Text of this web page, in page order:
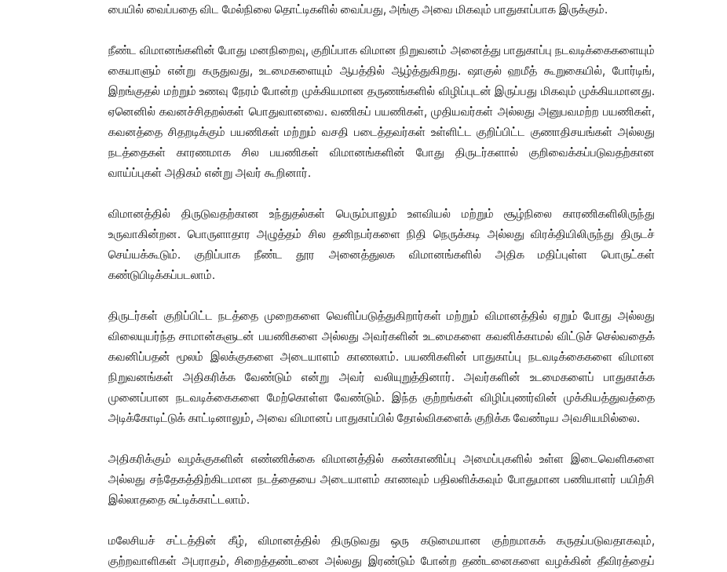
பையில் வைப்பதை விட மேல்நிலை தொட்டிகளில் வைப்பது, அங்கு அவை மிகவும் பாதுகாப்பாக இருக்கும்.
நீண்ட விமானங்களின் போது மனநிறைவு, குறிப்பாக விமான நிறுவனம் அனைத்து பாதுகாப்பு நடவடிக்கைகளையும்
கையாளும் என்று கருதுவது, உடமைகளையும் ஆபத்தில் ஆழ்த்துகிறது. ஷாகுல் ஹமீத் கூறுகையில், போர்டிங்,
இறங்குதல் மற்றும் உணவு நேரம் போன்ற முக்கியமான தருணங்களில் விழிப்புடன் இருப்பது மிகவும் முக்கியமானது.
ஏனெனில் கவனச்சிதறல்கள் பொதுவானவை. வணிகப் பயணிகள், முதியவர்கள் அல்லது அனுபவமற்ற பயணிகள்,
கவனத்தை சிதறடிக்கும் பயணிகள் மற்றும் வசதி படைத்தவர்கள் உள்ளிட்ட குறிப்பிட்ட குணாதிசயங்கள் அல்லது
நடத்தைகள் காரணமாக சில பயணிகள் விமானங்களின் போது திருடர்களால் குறிவைக்கப்படுவதற்கான
வாய்ப்புகள் அதிகம் என்று அவர் கூறினார்.
விமானத்தில் திருடுவதற்கான உந்துதல்கள் பெரும்பாலும் உளவியல் மற்றும் சூழ்நிலை காரணிகளிலிருந்து
உருவாகின்றன. பொருளாதார அழுத்தம் சில தனிநபர்களை நிதி நெருக்கடி அல்லது விரக்தியிலிருந்து திருடச்
செய்யக்கூடும். குறிப்பாக நீண்ட தூர அனைத்துலக விமானங்களில் அதிக மதிப்புள்ள பொருட்கள்
கண்டுபிடிக்கப்படலாம்.
திருடர்கள் குறிப்பிட்ட நடத்தை முறைகளை வெளிப்படுத்துகிறார்கள் மற்றும் விமானத்தில் ஏறும் போது அல்லது
விலையுயர்ந்த சாமான்களுடன் பயணிகளை அல்லது அவர்களின் உடமைகளை கவனிக்காமல் விட்டுச் செல்வதைக்
கவனிப்பதன் மூலம் இலக்குகளை அடையாளம் காணலாம். பயணிகளின் பாதுகாப்பு நடவடிக்கைகளை விமான
நிறுவனங்கள் அதிகரிக்க வேண்டும் என்று அவர் வலியுறுத்தினார். அவர்களின் உடமைகளைப் பாதுகாக்க
முனைப்பான நடவடிக்கைகளை மேற்கொள்ள வேண்டும். இந்த குற்றங்கள் விழிப்புணர்வின் முக்கியத்துவத்தை
அடிக்கோடிட்டுக் காட்டினாலும், அவை விமானப் பாதுகாப்பில் தோல்விகளைக் குறிக்க வேண்டிய அவசியமில்லை.
அதிகரிக்கும் வழக்குகளின் எண்ணிக்கை விமானத்தில் கண்காணிப்பு அமைப்புகளில் உள்ள இடைவெளிகளை
அல்லது சந்தேகத்திற்கிடமான நடத்தையை அடையாளம் காணவும் பதிலளிக்கவும் போதுமான பணியாளர் பயிற்சி
இல்லாததை சுட்டிக்காட்டலாம்.
மலேசியச் சட்டத்தின் கீழ், விமானத்தில் திருடுவது ஒரு கடுமையான குற்றமாகக் கருதப்படுவதாகவும்,
குற்றவாளிகள் அபராதம், சிறைத்தண்டனை அல்லது இரண்டும் போன்ற தண்டனைகளை வழக்கின் தீவிரத்தைப்